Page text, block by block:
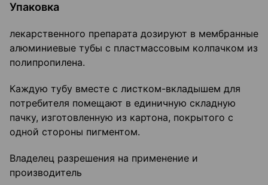
Упаковка
лекарственного препарата дозируют в мембранные
алюминиевые тубы с пластмассовым колпачком из
полипропилена.
Каждую тубу вместе с листком-вкладышем для
потребителя помещают в единичную складную
пачку, изготовленную из картона, покрытого с
одной стороны пигментом.
Владелец разрешения на применение и
производитель